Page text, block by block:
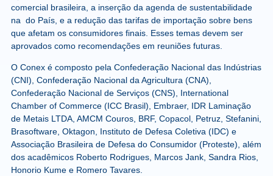
comercial brasileira, a inserção da agenda de sustentabilidade
na do País, e a redução das tarifas de importação sobre bens
que afetam os consumidores finais. Esses temas devem ser
aprovados como recomendações em reuniões futuras.
O Conex é composto pela Confederação Nacional das Indústrias
(CNI), Confederação Nacional da Agricultura (CNA),
Confederação Nacional de Serviços (CNS), International
Chamber of Commerce (ICC Brasil), Embraer, IDR Laminação
de Metais LTDA, AMCM Couros, BRF, Copacol, Petruz, Stefanini,
Brasoftware, Oktagon, Instituto de Defesa Coletiva (IDC) e
Associação Brasileira de Defesa do Consumidor (Proteste), além
dos acadêmicos Roberto Rodrigues, Marcos Jank, Sandra Rios,
Honorio Kume e Romero Tavares.